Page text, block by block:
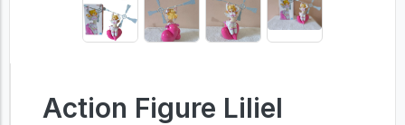
Action Figure Liliel